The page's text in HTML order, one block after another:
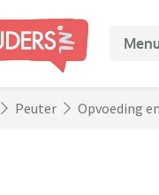
Peuter Opvoeding